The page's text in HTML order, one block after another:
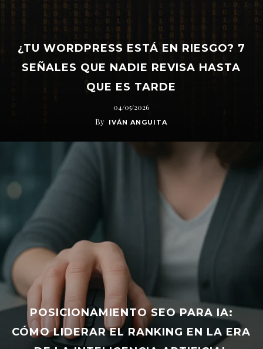
¿TU WORDPRESS ESTÁ EN RIESGO? 7
SEÑALES QUE NADIE REVISA HASTA
QUE ES TARDE
04/05/2026
By IVÁN ANGUITA
POSICIONAMIENTO SEO PARA IA:
CÓMO LIDERAR EL RANKING EN LA ERA